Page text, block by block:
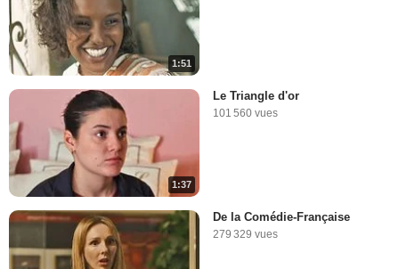
1:51
1:37
Le Triangle d'or
101 560 vues
De la Comédie-Française
279 329 vues